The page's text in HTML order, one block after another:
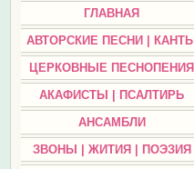
ГЛАВНАЯ
АВТОРСКИЕ ПЕСНИ | КАНТЫ
ЦЕРКОВНЫЕ ПЕСНОПЕНИЯ
АКАФИСТЫ | ПСАЛТИРЬ
АНСАМБЛИ
ЗВОНЫ | ЖИТИЯ | ПОЭЗИЯ